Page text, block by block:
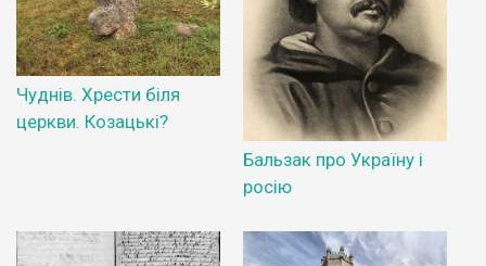
Чуднів. Хрести біля
церкви. Козацькі?
Бальзак про Україну і
росію